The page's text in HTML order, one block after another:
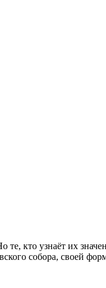
кто узнаёт их
собора, своей